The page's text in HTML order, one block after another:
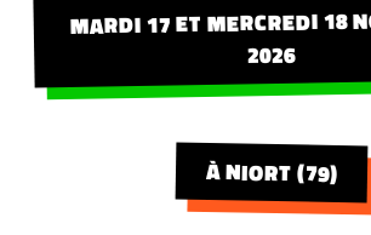
MARDI 17 ET MERCREDI 18
2026
À NIORT (79)